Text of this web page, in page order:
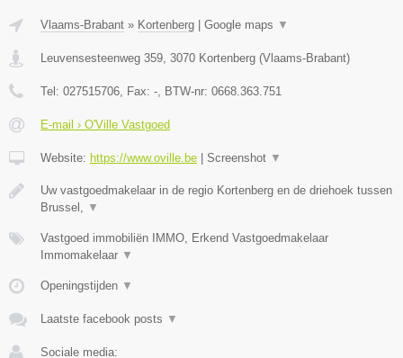
Vlaams-Brabant » Kortenberg Google maps ▼
Leuvensesteenweg 359, 3070 Kortenberg (Vlaams-Brabant)
Tel: 027515706, Fax: -, BTW-nr: 0668.363.751
E-mail › O'Ville Vastgoed
Website: https://www.oville.be Screenshot ▼
Uw vastgoedmakelaar in de regio Kortenberg en de driehoek tussen
Brussel, ▼
Vastgoed immobiliën IMMO, Erkend Vastgoedmakelaar
Immomakelaar ▼
Openingstijden ▼
Laatste facebook posts ▼
Sociale media: